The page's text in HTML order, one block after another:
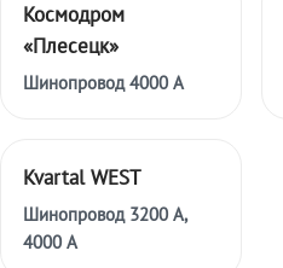
Космодром
«Плесецк»
Шинопровод 4000 А
Kvartal WEST
Шинопровод 3200 А,
4000 А